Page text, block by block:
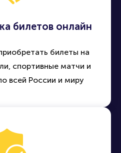
билетов онлайн
билеты на
спортивные матчи и
всей России и миру